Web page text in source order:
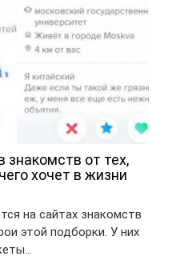
знакомств от тех,
хочет в жизни
на сайтах знакомств
этой подборки. У них